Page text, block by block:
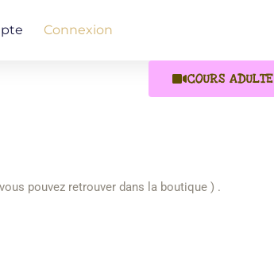
Connexion
COURS ADULTE
pouvez retrouver dans la boutique ) .